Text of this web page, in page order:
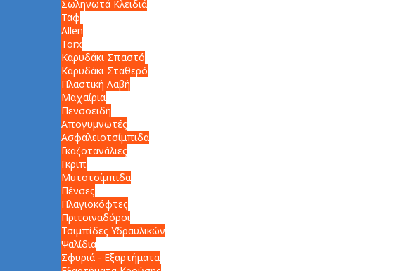
Σωληνωτά Κλειδιά
Ταφ
Allen
Torx
Καρυδάκι Σπαστό
Καρυδάκι Σταθερό
Πλαστική Λαβή
Μαχαίρια
Πενσοειδή
Απογυμνωτές
Ασφαλειοτσίμπιδα
Γκαζοτανάλιες
Γκριπ
Μυτοτσίμπιδα
Πένσες
Πλαγιοκόφτες
Πριτσιναδόροι
Τσιμπίδες Υδραυλικών
Ψαλίδια
Σφυριά - Εξαρτήματα